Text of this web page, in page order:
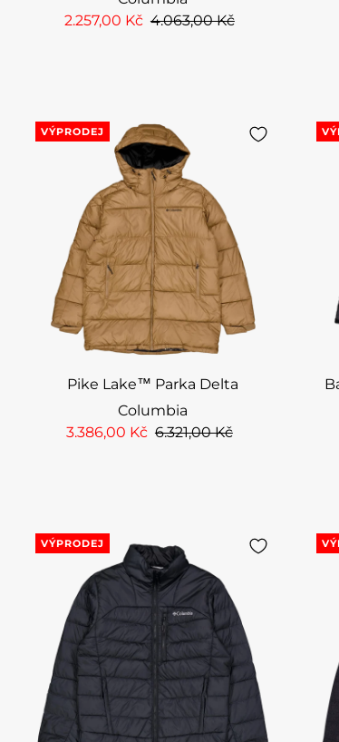
2.257,00 Kč 4.063,00 Kč
VÝPRODEJ
Pike Lake™ Parka Delta
Columbia
3.386,00 Kč 6.321,00 Kč
VÝPRODEJ